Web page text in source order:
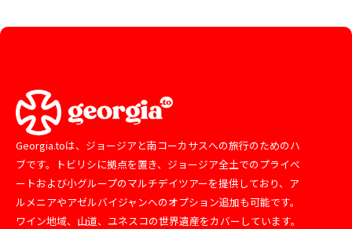
Georgia.toは、ジョージアと南コーカサスへの旅行のためのハ
ブです。トビリシに拠点を置き、ジョージア全土でのプライベ
ートおよび小グループのマルチデイツアーを提供しており、ア
ルメニアやアゼルバイジャンへのオプション追加も可能です。
ワイン地域、山道、ユネスコの世界遺産をカバーしています。